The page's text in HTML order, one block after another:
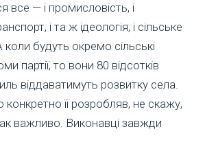
все — і промисловість, і
і та ж ідеологія, і сільське
будуть окремо сільські
партії, то вони 80 відсотків
віддаватимуть розвитку села.
конкретно її розробляв, не скажу,
важливо. Виконавці завжди